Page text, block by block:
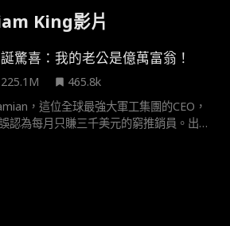
King影片
驚喜：我的老公是億萬富翁！
225.1M
465.8k
，這位全球最強大軍工集團的CEO，
認為每月只賺三千美元的窮推銷員。出乎